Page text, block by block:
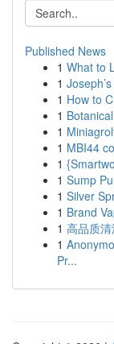
Published News
1 What to
1
1 How to
1
1
1 MBI44
1
1 Sump
1 Silver
1 Brand
1 高品质
1
Pr...